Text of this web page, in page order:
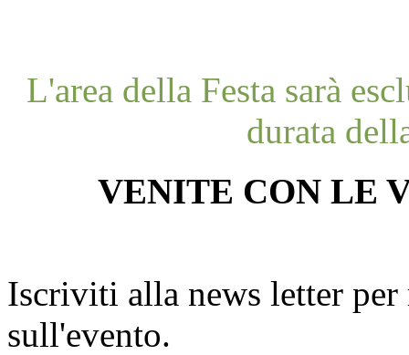
L'area della Festa sarà
durata
VENITE CON LE
Iscriviti alla news letter
sull'evento.